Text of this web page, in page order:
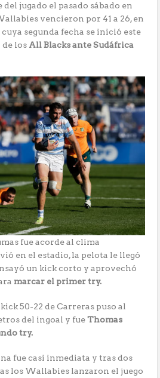
jugado el pasado sábado en
vencieron por 41 a 26, en
segunda fecha se inició este
los All Blacks ante Sudáfrica
fue acorde al clima
en el estadio, la pelota le llegó
un kick corto y aprovechó
marcar el primer try.
50-22 de Carreras puso al
del ingoal y fueThomas
try.
fue casi inmediata y tras dos
los Wallabies lanzaron el juego